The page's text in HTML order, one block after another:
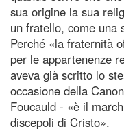
sua origine la sua
un fratello, come una
Perché «la fraternità
per le appartenenze
aveva già scritto lo
occasione della
Foucauld - «è il
discepoli di Cristo».